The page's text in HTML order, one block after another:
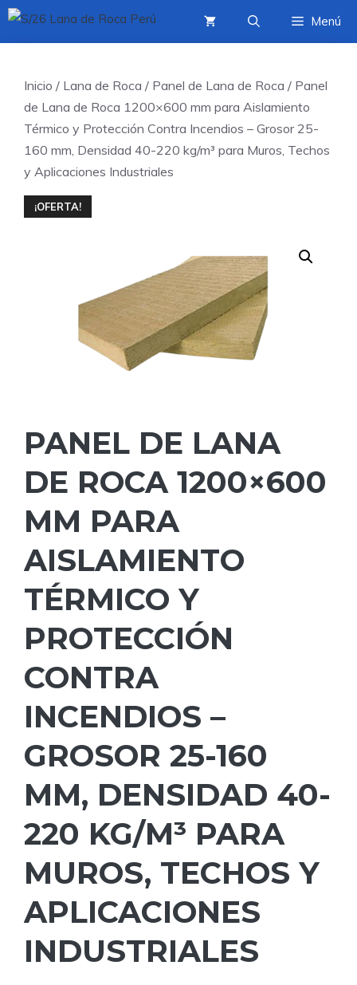
Saltar
Menú
Inicio / Lana de Roca / Panel de Lana de Roca / Panel
de Lana de Roca 1200×600 mm para Aislamiento
Térmico y Protección Contra Incendios – Grosor 25-
160 mm, Densidad 40-220 kg/m³ para Muros, Techos
y Aplicaciones Industriales
¡OFERTA!
PANEL DE LANA
DE ROCA 1200×600
MM PARA
AISLAMIENTO
TÉRMICO Y
PROTECCIÓN
CONTRA
INCENDIOS –
GROSOR 25-160
MM, DENSIDAD 40-
220 KG/M³ PARA
MUROS, TECHOS Y
APLICACIONES
INDUSTRIALES